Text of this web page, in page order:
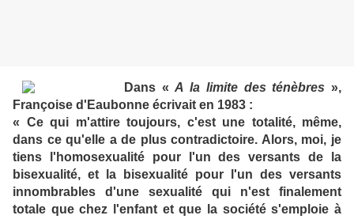
Dans «A la limite des ténèbres »,
Françoise d'Eaubonne écrivait en 1983 :
« Ce qui m'attire toujours, c'est une totalité, même,
dans ce qu'elle a de plus contradictoire. Alors, moi, je
tiens l'homosexualité pour l'un des versants de la
bisexualité, et la bisexualité pour l'un des versants
innombrables d'une sexualité qui n'est finalement
totale que chez l'enfant et que la société s'emploie à